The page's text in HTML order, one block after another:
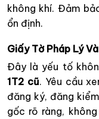
không khí. Đảm
ổn định.
Giấy Tờ Pháp Lý
Đây là yếu tố
1T2 cũ. Yêu cầu
đăng ký, đăng
gốc rõ ràng,